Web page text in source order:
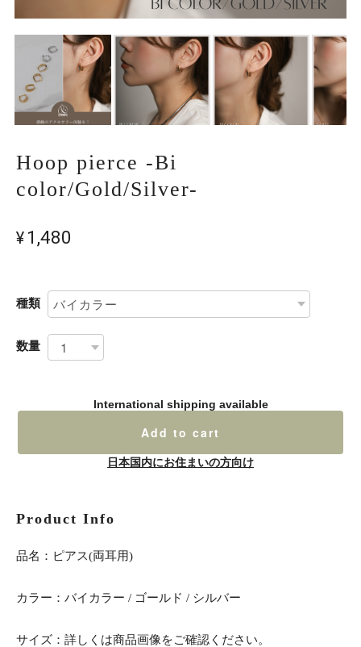
Hoop pierce -Bi
color/Gold/Silver-
¥1,480
種類
数量
International shipping available
Add to cart
日本国内にお住まいの方向け
Product Info
品名：ピアス(両耳用)
カラー：バイカラー / ゴールド / シルバー
サイズ：詳しくは商品画像をご確認ください。